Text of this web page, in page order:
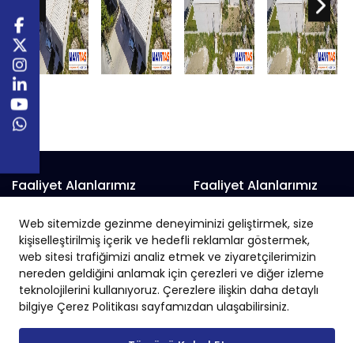
Web sitemizde gezinme deneyiminizi geliştirmek, size
kişiselleştirilmiş içerik ve hedefli reklamlar göstermek,
web sitesi trafiğimizi analiz etmek ve ziyaretçilerimizin
nereden geldiğini anlamak için çerezleri ve diğer izleme
teknolojilerini kullanıyoruz. Çerezlere ilişkin daha detaylı
bilgiye Çerez Politikası sayfamızdan ulaşabilirsiniz.
Faaliyet Alanlarımız
Prefabrik Alışveriş Merkezi
Prefabrik Belediye Binaları
Prefabrik Depo
Prefabrik Okul
Prefabrik Endüstriyel Yapı
Faaliyet Alanlarımız
Prefabrik Fabrika
Prefabrik Hayvan Çiftliği
Prefabrik İnşaat
Prefabrik İş Yeri
Prefabrik Sanayi Sitesi